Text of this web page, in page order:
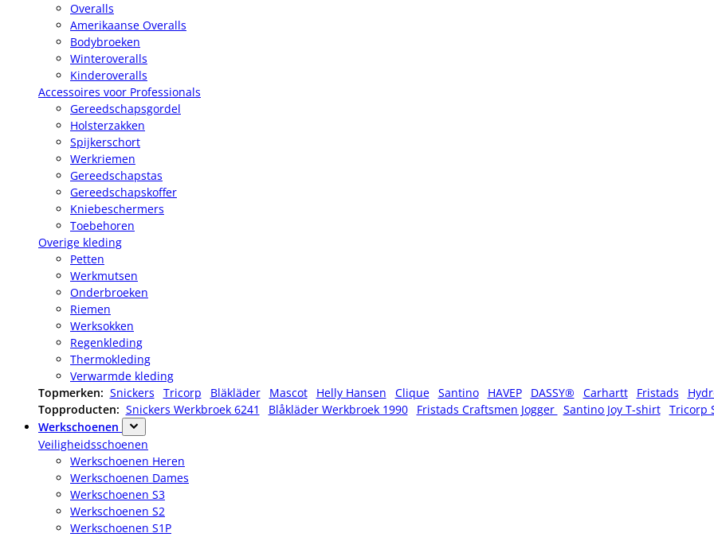
Overalls
Amerikaanse Overalls
Bodybroeken
Winteroveralls
Kinderoveralls
Accessoires voor Professionals
Gereedschapsgordel
Holsterzakken
Spijkerschort
Werkriemen
Gereedschapstas
Gereedschapskoffer
Kniebeschermers
Toebehoren
Overige kleding
Petten
Werkmutsen
Onderbroeken
Riemen
Werksokken
Regenkleding
Thermokleding
Verwarmde kleding
Topmerken: Snickers Tricorp Bläkläder Mascot Helly Hansen Clique Santino HAVEP DASSY® Carhartt Fristads
Topproducten: Snickers Werkbroek 6241 Blåkläder Werkbroek 1990 Fristads Craftsmen Jogger Santino Joy T-shirt
Tricorp
Werkschoenen
Veiligheidsschoenen
Werkschoenen Heren
Werkschoenen Dames
Werkschoenen S3
Werkschoenen S2
Werkschoenen S1P